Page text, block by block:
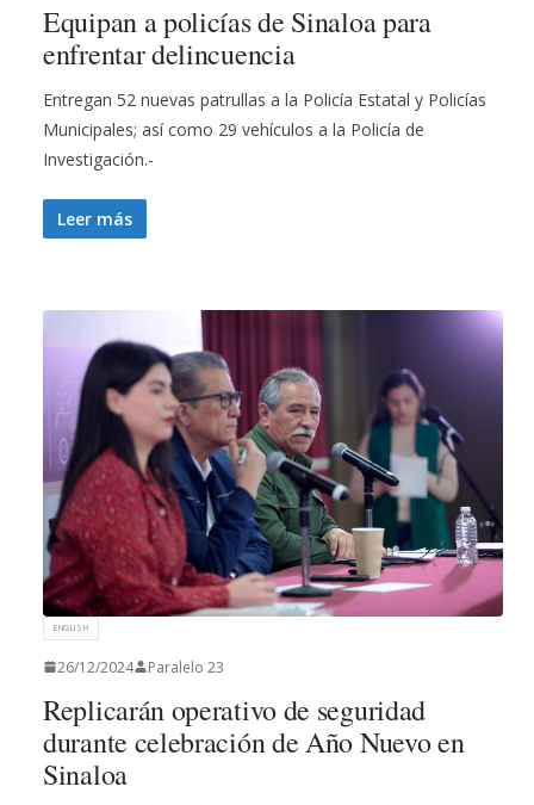
Equipan a policías de Sinaloa para
enfrentar delincuencia
Entregan 52 nuevas patrullas a la Policía Estatal y Policías
Municipales; así como 29 vehículos a la Policía de
Investigación.-
Leer más
ENGLISH
26/12/2024 Paralelo 23
Replicarán operativo de seguridad
durante celebración de Año Nuevo en
Sinaloa